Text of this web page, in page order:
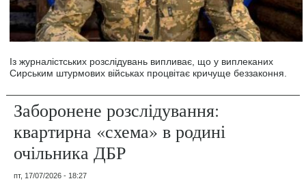
Із журналістських розслідувань випливає, що у виплеканих
Сирським штурмових військах процвітає кричуще беззаконня.
Заборонене розслідування:
квартирна «схема» в родині
очільника ДБР
пт, 17/07/2026 - 18:27